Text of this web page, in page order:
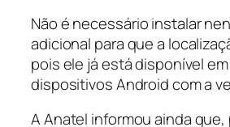
Não é necessário instalar
adicional para que a
pois ele já está disponível
dispositivos Android com a
A Anatel informou ainda que,